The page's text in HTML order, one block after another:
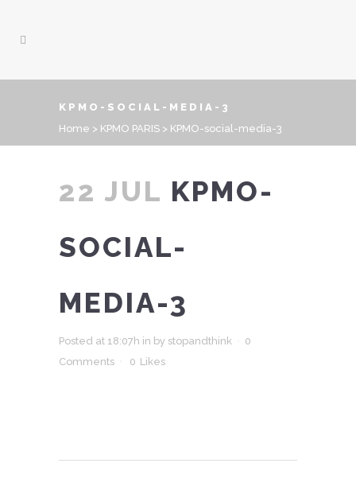
KPMO-SOCIAL-MEDIA-3
Home > KPMO PARIS > KPMO-social-media-3
22 JUL KPMO-
SOCIAL-
MEDIA-3
Posted at 18:07h in by stopandthink
0
Comments
0 Likes